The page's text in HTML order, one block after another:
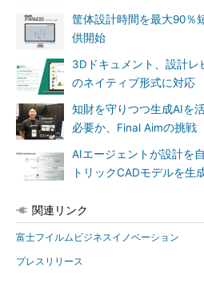
筐体設計時間を最大90％
供開始
3Dドキュメント、設計レ
のネイティブ形式に対応
知財を守りつつ生成AIを
必要か、Final Aimの挑戦
AIエージェントが設計を
トリックCADモデルを生
関連リンク
富士フイルムビジネスイノベーション
プレスリリース